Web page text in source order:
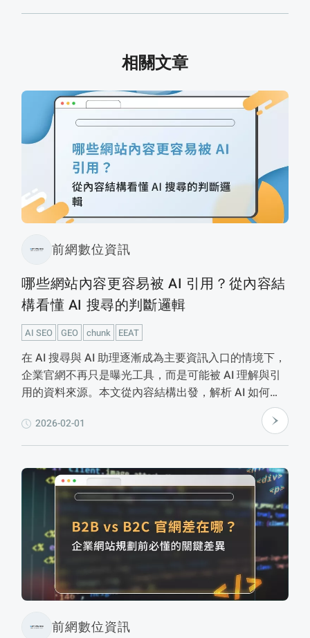
相關文章
前網數位資訊
哪些網站內容更容易被 AI 引用？從內容結
構看懂 AI 搜尋的判斷邏輯
AI SEO GEO chunk EEAT
在 AI 搜尋與 AI 助理逐漸成為主要資訊入口的情境下，
企業官網不再只是曝光工具，而是可能被 AI 理解與引
用的資料來源。本文從內容結構出發，解析 AI 如何判
GEO（Generative Engine Optimization）規劃中，技
術基礎與內容結構如何相輔相成，讓內容同時被 AI 看
2026-02-01
前網數位資訊